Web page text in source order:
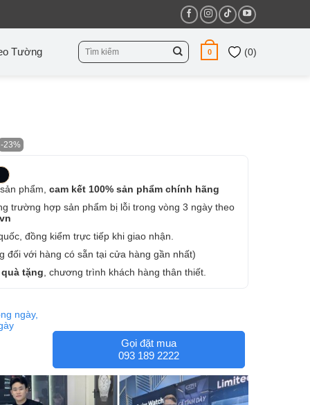
Tường
Tìm
kiếm:
0 (0)
-23%
phẩm, cam kết 100% sản phẩm chính hãng
trường hợp sản phẩm bị lỗi trong vòng 3 ngày theo
đồng kiểm trực tiếp khi giao nhận.
đối với hàng có sẵn tại cửa hàng gần nhất)
tặng , chương trình khách hàng thân thiết.
ngày,
Gọi đặt mua
093 189 2222